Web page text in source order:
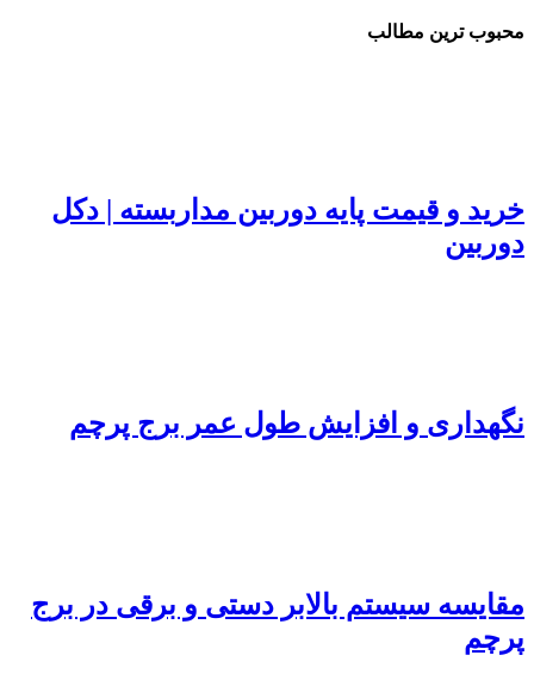
محبوب ترین مطالب
خرید و قیمت پایه دوربین مداربسته | دکل
دوربین
نگهداری و افزایش طول عمر برج پرچم
مقایسه سیستم بالابر دستی و برقی در برج
پرچم